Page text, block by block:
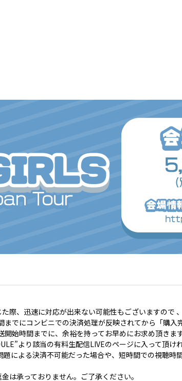
際、迅速に対応が出来ない可能性もございますので
でにコンビニでの決済処理が反映されてから「購入
始時間までに、余裕を持ってお早めにお求め頂きま
より該当の有料生配信LIVEのページに入って頂
題による決済不可能だった場合や、短時間での視聴
は承っておりません。ご了承ください。